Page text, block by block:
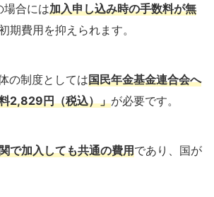
場合には加入申し込み時の手数料が無
期費用を抑えられます。
の制度としては国民年金基金連合会へ
2,829円（税込）」が必要です。
で加入しても共通の費用であり、国が